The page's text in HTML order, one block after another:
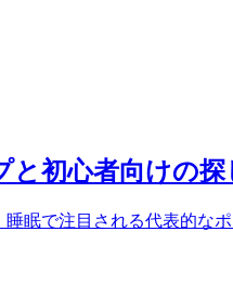
と初心者向けの探
眠で注目される代表的な